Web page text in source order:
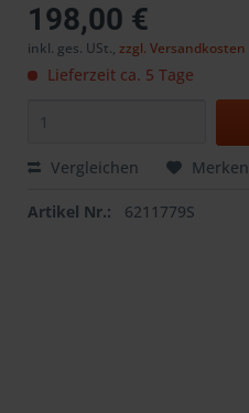
198,00 €
inkl. ges. USt.,zzgl. Versandkosten
Lieferzeit ca. 5 Tage
Vergleichen Merken
Artikel Nr.: 6211779S